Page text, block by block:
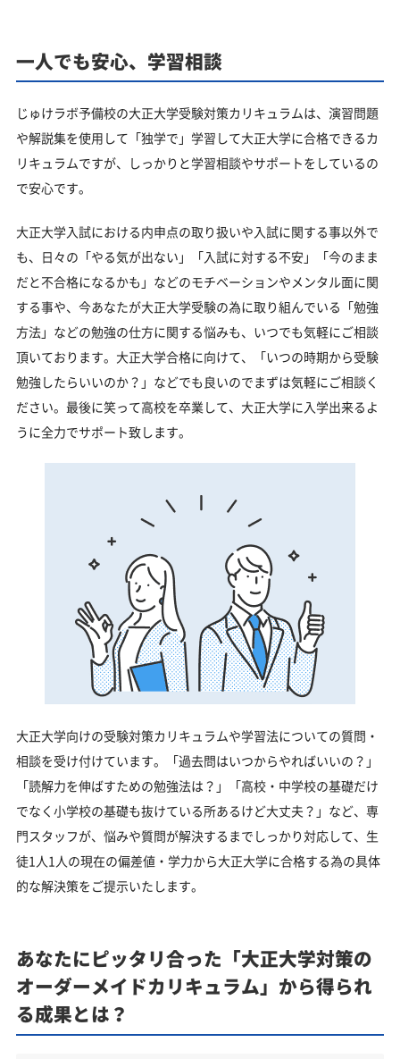
一人でも安心、学習相談
じゅけラボ予備校の大正大学受験対策カリキュラムは、演習問題
や解説集を使用して「独学で」学習して大正大学に合格できるカ
リキュラムですが、しっかりと学習相談やサポートをしているの
で安心です。
大正大学入試における内申点の取り扱いや入試に関する事以外で
も、日々の「やる気が出ない」「入試に対する不安」「今のまま
だと不合格になるかも」などのモチベーションやメンタル面に関
する事や、今あなたが大正大学受験の為に取り組んでいる「勉強
方法」などの勉強の仕方に関する悩みも、いつでも気軽にご相談
頂いております。大正大学合格に向けて、「いつの時期から受験
勉強したらいいのか？」などでも良いのでまずは気軽にご相談く
ださい。最後に笑って高校を卒業して、大正大学に入学出来るよ
うに全力でサポート致します。
大正大学向けの受験対策カリキュラムや学習法についての質問・
相談を受け付けています。「過去問はいつからやればいいの？」
「読解力を伸ばすための勉強法は？」「高校・中学校の基礎だけ
でなく小学校の基礎も抜けている所あるけど大丈夫？」など、専
門スタッフが、悩みや質問が解決するまでしっかり対応して、生
徒1人1人の現在の偏差値・学力から大正大学に合格する為の具体
的な解決策をご提示いたします。
あなたにピッタリ合った「大正大学対策の
オーダーメイドカリキュラム」から得られ
る成果とは？